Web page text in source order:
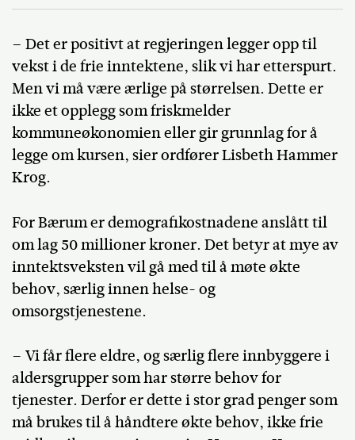
– Det er positivt at regjeringen legger opp til
vekst i de frie inntektene, slik vi har etterspurt.
Men vi må være ærlige på størrelsen. Dette er
ikke et opplegg som friskmelder
kommuneøkonomien eller gir grunnlag for å
legge om kursen, sier ordfører Lisbeth Hammer
Krog.
For Bærum er demografikostnadene anslått til
om lag 50 millioner kroner. Det betyr at mye av
inntektsveksten vil gå med til å møte økte
behov, særlig innen helse- og
omsorgstjenestene.
– Vi får flere eldre, og særlig flere innbyggere i
aldersgrupper som har større behov for
tjenester. Derfor er dette i stor grad penger som
må brukes til å håndtere økte behov, ikke frie